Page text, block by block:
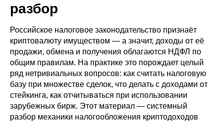
разбор
Российское налоговое законодательство признаёт
криптовалюту имуществом — а значит, доходы от её
продажи, обмена и получения облагаются НДФЛ по
общим правилам. На практике это порождает целый
ряд нетривиальных вопросов: как считать налоговую
базу при множестве сделок, что делать с доходами от
стейкинга, как отчитываться при использовании
зарубежных бирж. Этот материал — системный
разбор механики налогообложения криптодоходов